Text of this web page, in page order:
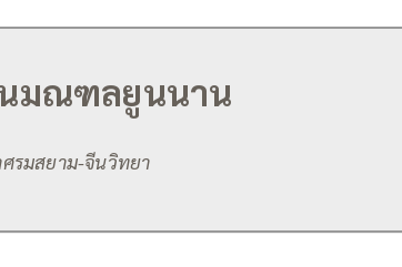
มณฑลยูนนาน
ศรมสยาม-จีนวิทยา